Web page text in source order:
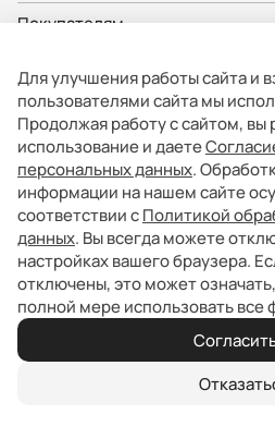
Покупателям
О компании
Политика обработки персональных
Представленные на сайте изображения
от автомобилей, доступных в дилерских
на экранах различных устройств может
автомобиля. Некоторые опции и цвета
могут быть не доступны в дилерских
Вся представленная на сайте
носит информационный характер и не
Фактические характеристики могут
цены, указанные на сайте, не являются
устанавливаются дилерскими
Для улучшения работы сайта и
пользователями сайта мы
Продолжая работу с сайтом, вы
использование и даете
персональных данных.
информации на нашем сайте
соответствии сПолитикой
данных. Вы всегда можете
настройках вашего браузера.
отключены, это может
полной мере использовать все